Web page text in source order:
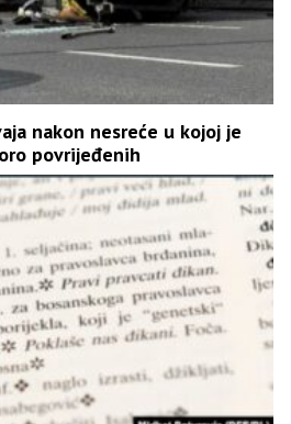
nakon nesreće u kojoj je
povrijeđenih